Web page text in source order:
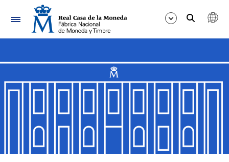
Navegación
Mostrar/Ocultar
Mostrar/Ocultar
Mostrar/Ocultar